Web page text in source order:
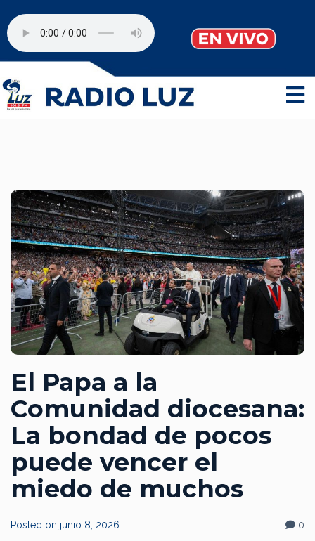
El Papa a la
Comunidad diocesana:
La bondad de pocos
puede vencer el
miedo de muchos
Posted on junio 8, 2026 0